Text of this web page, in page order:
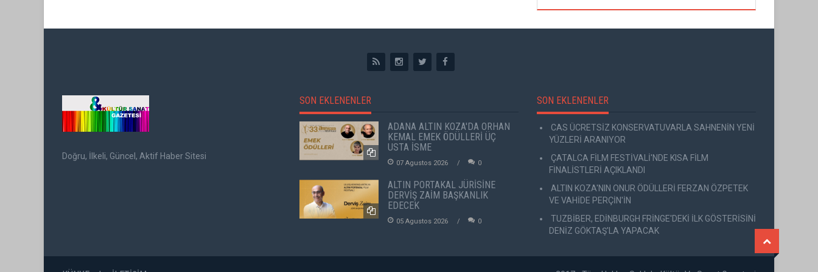
Doğru, İlkeli, Güncel, Aktif Haber Sitesi
SON EKLENENLER
ADANA ALTIN KOZA'DA ORHAN
KEMAL EMEK ÖDÜLLERİ ÜÇ
USTA İSME
07 Agustos 2026 0
ALTIN PORTAKAL JÜRİSİNE
DERVİŞ ZAİM BAŞKANLIK
EDECEK
05 Agustos 2026 0
SON EKLENENLER
CAS ÜCRETSİZ KONSERVATUVARLA SAHNENİN YENİ
YÜZLERİ ARANIYOR
ÇATALCA FİLM FESTİVALİ'NDE KISA FİLM
FİNALİSTLERİ AÇIKLANDI
ALTIN KOZA'NIN ONUR ÖDÜLLERİ FERZAN ÖZPETEK
VE VAHİDE PERÇİN'İN
TUZBİBER, EDİNBURGH FRİNGE'DEKİ İLK GÖSTERİSİNİ
DENİZ GÖKTAŞ'LA YAPACAK